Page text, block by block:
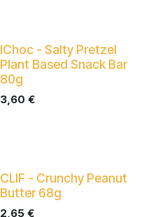
IChoc - Salty Pretzel
Plant Based Snack Bar
80g
3,60 €
CLIF - Crunchy Peanut
Butter 68g
2,65€